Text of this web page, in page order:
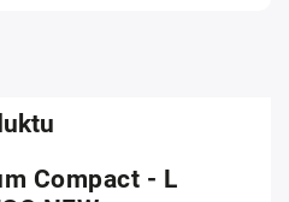
Compact - L